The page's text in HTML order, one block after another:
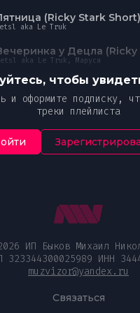
(Ricky Stark Short)
aka Le Truk
aka Le Truk, Маруся
чтобы
и оформите подписку,
треки плейлиста
ИП Быков Михаил
323344300025989 ИНН
muzvizor@yandex.ru
Связаться